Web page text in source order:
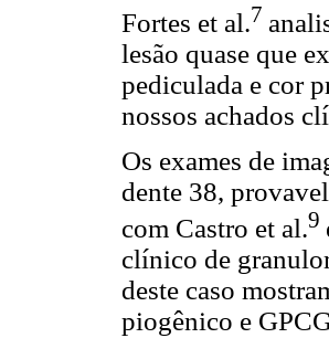
Fortes et al.7
lesão quase que
pediculada e cor
nossos achados
Os exames de
dente 38,
com Castro et al.9
clínico de
deste caso
piogênico e